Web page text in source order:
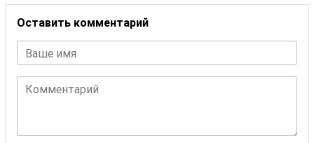
Оставить комментарий
Ваше имя
Комментарий